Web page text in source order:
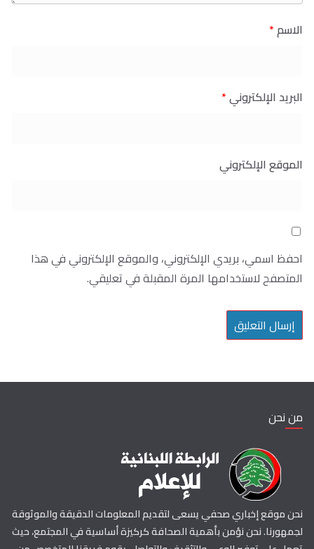
الاسم*
البريد الإلكتروني*
الموقع الإلكتروني
احفظ اسمي، بريدي الإلكتروني، والموقع الإلكتروني في هذا
المتصفح لاستخدامها المرة المقبلة في تعليقي.
من نحن
نحن موقع إخباري صحفي يسعى لتقديم المعلومات الدقيقة والموثوقة
لجمهورنا. نحن نؤمن بأهمية الصحافة كركيزة أساسية في المجتمع، حيث